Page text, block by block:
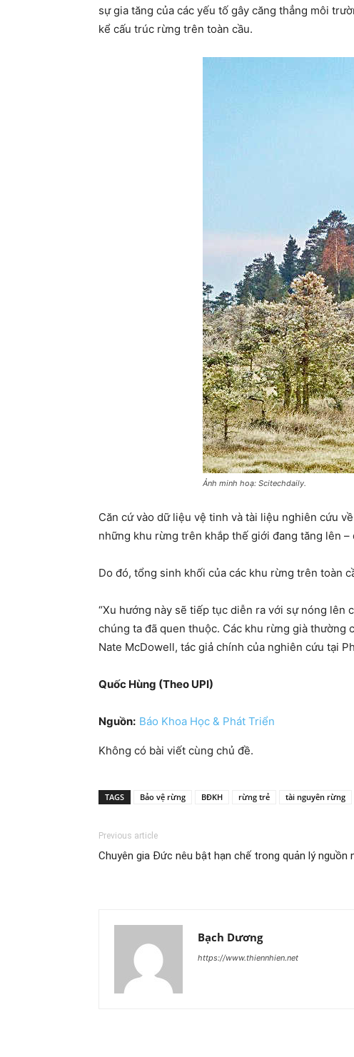
sự gia tăng của các yếu tố gây căng thẳng môi
kể cấu trúc rừng trên toàn cầu.
Ảnh minh hoạ: Scitechdaily.
Căn cứ vào dữ liệu vệ tinh và tài liệu nghiên cứu
những khu rừng trên khắp thế giới đang tăng lên
Do đó, tổng sinh khối của các khu rừng trên toàn
“Xu hướng này sẽ tiếp tục diễn ra với sự nóng
chúng ta đã quen thuộc. Các khu rừng già thường
Nate McDowell, tác giả chính của nghiên cứu tại
Quốc Hùng (Theo UPI)
Nguồn: Báo Khoa Học & Phát Triển
Không có bài viết cùng chủ đề.
TAGS Bảo vệ rừng BĐKH rừng trẻ tài nguyên rừng
Previous article
Chuyên gia Đức nêu bật hạn chế trong quản lý nguồn
Bạch Dương
https://www.thiennhien.net